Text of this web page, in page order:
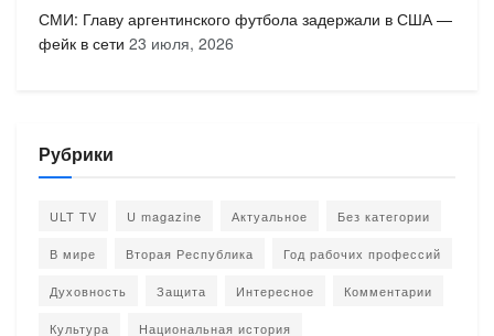
СМИ: Главу аргентинского футбола задержали в США —
фейк в сети 23 июля, 2026
Рубрики
ULT TV U magazine Актуальное Без категории
В мире Вторая Республика Год рабочих профессий
Духовность Защита Интересное Комментарии
Культура Национальная история